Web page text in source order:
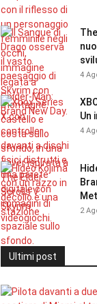
4
Un
4
2
Ultimi post